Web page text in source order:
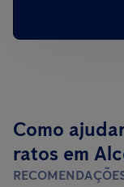
Como
ratos em